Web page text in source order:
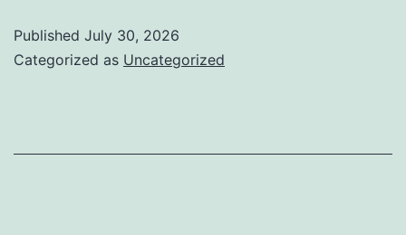
Published July 30, 2026
Categorized as Uncategorized